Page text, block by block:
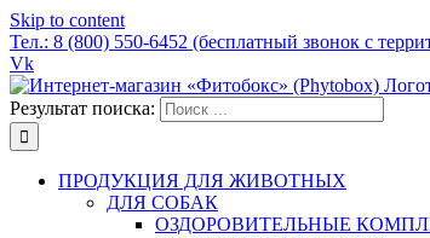
Skip to content
Тел.: 8 (800) 550-6452 (бесплатный звонок с
Vk
Результат поиска:
ПРОДУКЦИЯ ДЛЯ ЖИВОТНЫХ
ДЛЯ СОБАК
ОЗДОРОВИТЕЛЬНЫЕ